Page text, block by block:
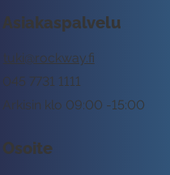
Asiakaspalvelu
tuki@rockway.fi
Arkisin klo 09:00 -15:00
045 7731 1111
Osoite